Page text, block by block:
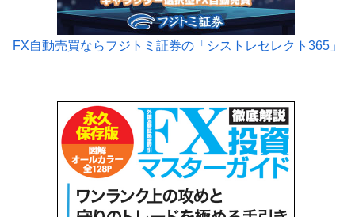
FX自動売買ならフジトミ証券の「シストレセレクト365」